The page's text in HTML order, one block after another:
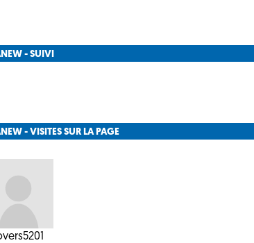
- SUIVI
- VISITES SUR LA PAGE